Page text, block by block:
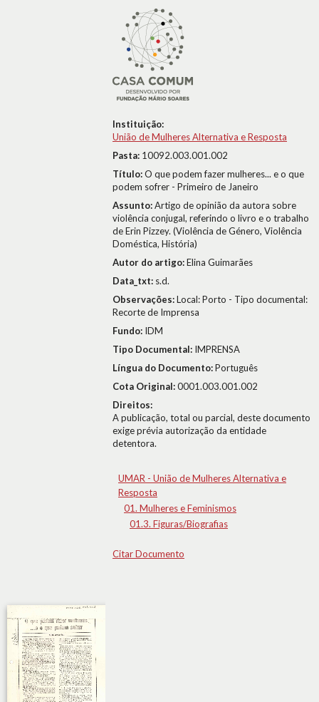
Instituição:
União de Mulheres Alternativa e Resposta
Pasta: 10092.003.001.002
Título:O que podem fazer mulheres... e o que
podem sofrer - Primeiro de Janeiro
Assunto:Artigo de opinião da autora sobre
violência conjugal, referindo o livro e o trabalho
de Erin Pizzey. (Violência de Género, Violência
Doméstica, História)
Autor do artigo:Elina Guimarães
Data_txt: s.d.
Observações:Local: Porto - Tipo documental:
Recorte de Imprensa
Fundo: IDM
Tipo Documental: IMPRENSA
Língua do Documento:Português
Cota Original:0001.003.001.002
Direitos:
A publicação, total ou parcial, deste documento
exige prévia autorização da entidade
detentora.
UMAR - União de Mulheres Alternativa e
Resposta
01. Mulheres e Feminismos
01.3. Figuras/Biografias
Citar Documento